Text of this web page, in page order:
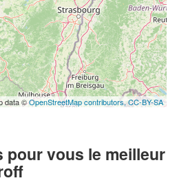
data ©OpenStreetMap contributors,CC-BY-SA
pour vous le meilleur